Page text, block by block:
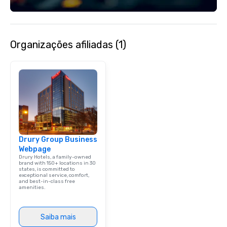
Organizações afiliadas (1)
Drury Group Business
Webpage
Drury Hotels, a family-owned
brand with 150+ locations in 30
states, is committed to
exceptional service, comfort,
and best-in-class free
amenities.
Saiba mais